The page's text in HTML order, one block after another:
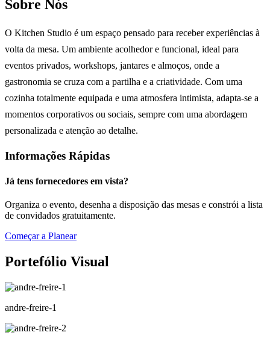
Sobre Nós
O Kitchen Studio é um espaço pensado para receber experiências à
volta da mesa. Um ambiente acolhedor e funcional, ideal para
eventos privados, workshops, jantares e almoços, onde a
gastronomia se cruza com a partilha e a criatividade. Com uma
cozinha totalmente equipada e uma atmosfera intimista, adapta-se a
momentos corporativos ou sociais, sempre com uma abordagem
personalizada e atenção ao detalhe.
Informações Rápidas
Já tens fornecedores em vista?
Organiza o evento, desenha a disposição das mesas e constrói a lista
de convidados gratuitamente.
Começar a Planear
Portefólio Visual
andre-freire-1